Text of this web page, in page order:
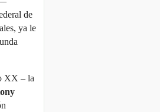
de
ya le
XX – la